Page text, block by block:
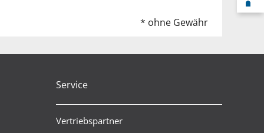
* ohne Gewähr
Service
Vertriebspartner